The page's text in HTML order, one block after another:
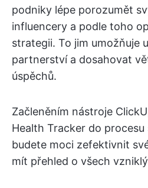
podniky lépe porozumět
influencery a podle toho
strategii. To jim umožňuje
partnerství a dosahovat
úspěchů.
Začleněním nástroje
Health Tracker do
budete moci zefektivnit
mít přehled o všech